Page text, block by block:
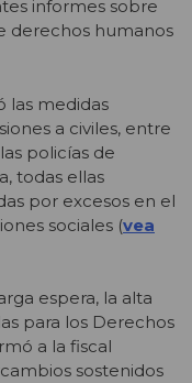
informes sobre
derechos humanos
las medidas
a civiles, entre
policías de
todas ellas
por excesos en el
sociales (vea
espera, la alta
para los Derechos
a la fiscal
sostenidos